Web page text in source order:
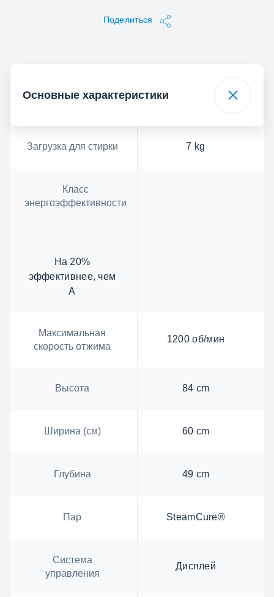
Поделиться
Основные характеристики
Загрузка для стирки 7 kg
Класс
энергоэффективности
На 20%
эффективнее, чем
A
Максимальная
скорость отжима
1200 об/мин
Высота 84 cm
Ширина (см) 60 cm
Глубина 49 cm
Пар SteamCure®
Система
управления
Дисплей